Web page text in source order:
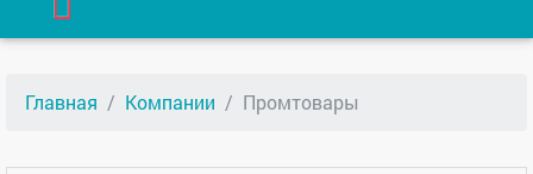
Главная Компании Промтовары